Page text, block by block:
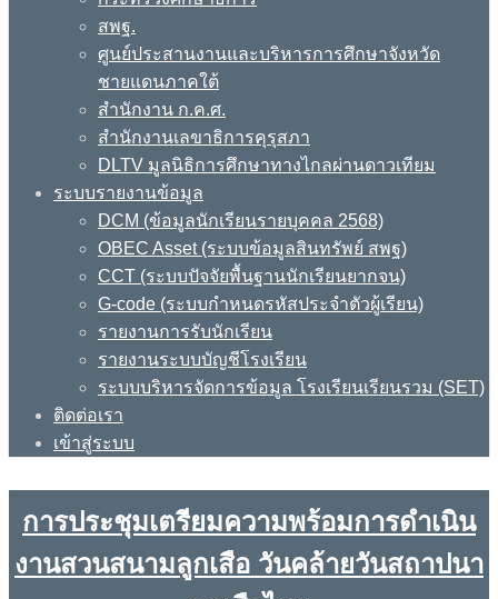
สพฐ.
ศูนย์ประสานงานและบริหารการศึกษาจังหวัด
ชายแดนภาคใต้
สำนักงาน ก.ค.ศ.
สำนักงานเลขาธิการคุรุสภา
DLTV มูลนิธิการศึกษาทางไกลผ่านดาวเทียม
ระบบรายงานข้อมูล
DCM (ข้อมูลนักเรียนรายบุคคล 2568)
OBEC Asset (ระบบข้อมูลสินทรัพย์ สพฐ)
CCT (ระบบปัจจัยพื้นฐานนักเรียนยากจน)
G-code (ระบบกำหนดรหัสประจำตัวผู้เรียน)
รายงานการรับนักเรียน
รายงานระบบบัญชีโรงเรียน
ระบบบริหารจัดการข้อมูล โรงเรียนเรียนรวม (SET)
ติดต่อเรา
เข้าสู่ระบบ
การประชุมเตรียมความพร้อมการดำเนิน
งานสวนสนามลูกเสือ วันคล้ายวันสถาปนา